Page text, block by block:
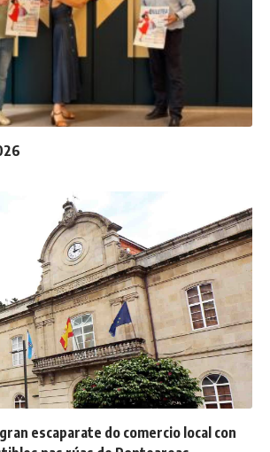
escaparate do comercio local con